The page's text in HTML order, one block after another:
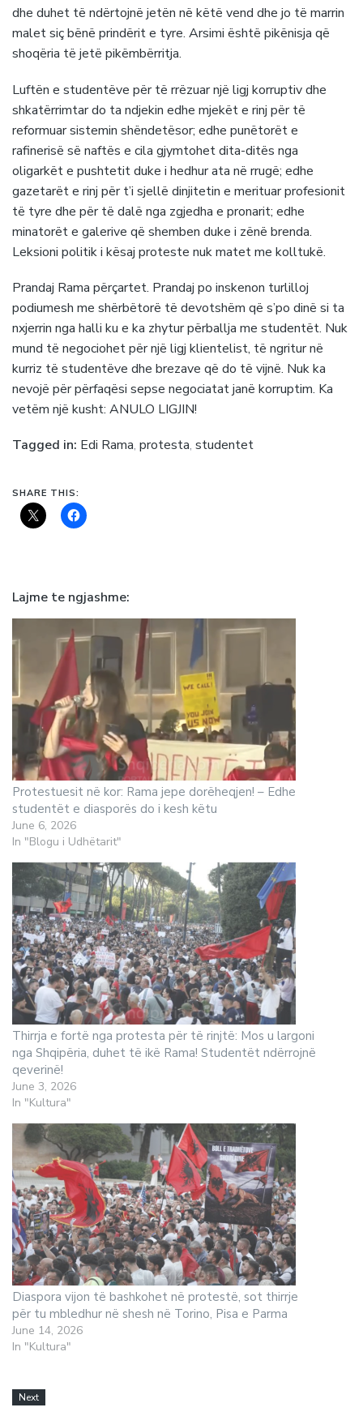
dhe duhet të ndërtojnë jetën në këtë vend dhe jo të marrin
malet siç bënë prindërit e tyre. Arsimi është pikënisja që
shoqëria të jetë pikëmbërritja.
Luftën e studentëve për të rrëzuar një ligj korruptiv dhe
shkatërrimtar do ta ndjekin edhe mjekët e rinj për të
reformuar sistemin shëndetësor; edhe punëtorët e
rafinerisë së naftës e cila gjymtohet dita-ditës nga
oligarkët e pushtetit duke i hedhur ata në rrugë; edhe
gazetarët e rinj për t’i sjellë dinjitetin e merituar profesionit
të tyre dhe për të dalë nga zgjedha e pronarit; edhe
minatorët e galerive që shemben duke i zënë brenda.
Leksioni politik i kësaj proteste nuk matet me kolltukë.
Prandaj Rama përçartet. Prandaj po inskenon turlilloj
podiumesh me shërbëtorë të devotshëm që s’po dinë si ta
nxjerrin nga halli ku e ka zhytur përballja me studentët. Nuk
mund të negociohet për një ligj klientelist, të ngritur në
kurriz të studentëve dhe brezave që do të vijnë. Nuk ka
nevojë për përfaqësi sepse negociatat janë korruptim. Ka
vetëm një kusht: ANULO LIGJIN!
Tagged in: Edi Rama, protesta, studentet
SHARE THIS:
Lajme te ngjashme
Protestuesit në kor: Rama jepe dorëheqjen! – Edhe
studentët e diasporës do i kesh këtu
June 6, 2026
In "Blogu i Udhëtarit"
Thirrja e fortë nga protesta për të rinjtë: Mos u largoni
nga Shqipëria, duhet të ikë Rama! Studentët ndërrojnë
qeverinë!
June 3, 2026
In "Kultura"
Diaspora vijon të bashkohet në protestë, sot thirrje
për tu mbledhur në shesh në Torino, Pisa e Parma
June 14, 2026
In "Kultura"
Next